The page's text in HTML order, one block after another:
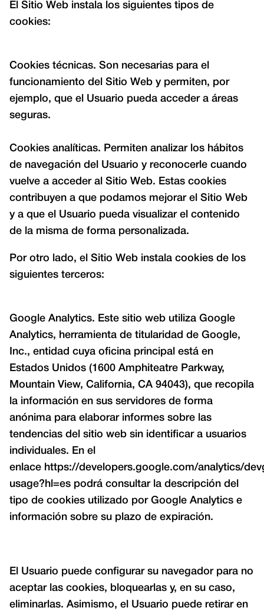
El Sitio Web instala los siguientes tipos de
cookies:
Cookies técnicas. Son necesarias para el
funcionamiento del Sitio Web y permiten, por
ejemplo, que el Usuario pueda acceder a áreas
seguras.
Cookies analíticas. Permiten analizar los hábitos
de navegación del Usuario y reconocerle cuando
vuelve a acceder al Sitio Web. Estas cookies
contribuyen a que podamos mejorar el Sitio Web
y a que el Usuario pueda visualizar el contenido
de la misma de forma personalizada.
Por otro lado, el Sitio Web instala cookies de los
siguientes terceros:
Google Analytics. Este sitio web utiliza Google
Analytics, herramienta de titularidad de Google,
Inc., entidad cuya oficina principal está en
Estados Unidos (1600 Amphiteatre Parkway,
Mountain View, California, CA 94043), que recopila
la información en sus servidores de forma
anónima para elaborar informes sobre las
tendencias del sitio web sin identificar a usuarios
individuales. En el
enlace https://developers.google.com/analytics/
usage?hl=es podrá consultar la descripción del
tipo de cookies utilizado por Google Analytics e
información sobre su plazo de expiración.
El Usuario puede configurar su navegador para no
aceptar las cookies, bloquearlas y, en su caso,
eliminarlas. Asimismo, el Usuario puede retirar en